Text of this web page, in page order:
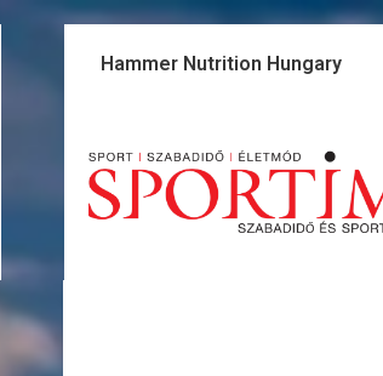
Hammer Nutrition Hungary